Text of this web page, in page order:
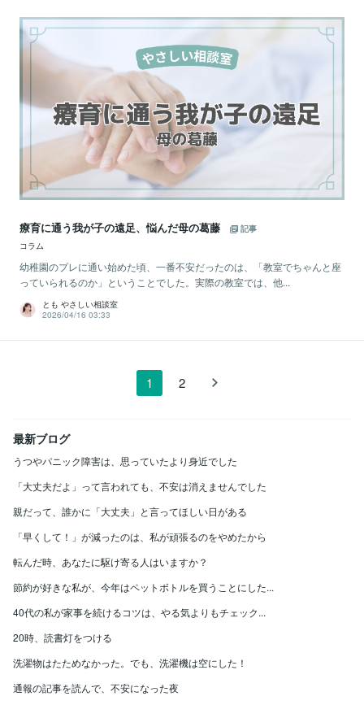
療育に通う我が子の遠足、悩んだ母の葛藤
記事
コラム
幼稚園のプレに通い始めた頃、一番不安だったのは、「教室でちゃんと座
っていられるのか」ということでした。実際の教室では、他...
とも やさしい相談室
2026/04/16 03:33
1 2
最新ブログ
うつやパニック障害は、思っていたより身近でした
「大丈夫だよ」って言われても、不安は消えませんでした
親だって、誰かに「大丈夫」と言ってほしい日がある
「早くして！」が減ったのは、私が頑張るのをやめたから
転んだ時、あなたに駆け寄る人はいますか？
節約が好きな私が、今年はペットボトルを買うことにした...
40代の私が家事を続けるコツは、やる気よりもチェック...
20時、読書灯をつける
洗濯物はたためなかった。でも、洗濯機は空にした！
通報の記事を読んで、不安になった夜